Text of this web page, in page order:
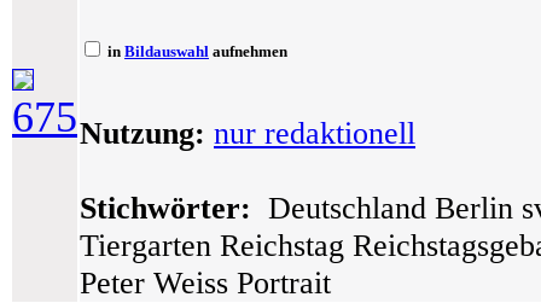
675
in Bildauswahl aufnehmen
Nutzung: nur redaktionell
Stichwörter: Deutschland Berlin
Tiergarten Reichstag
Peter Weiss Portrait